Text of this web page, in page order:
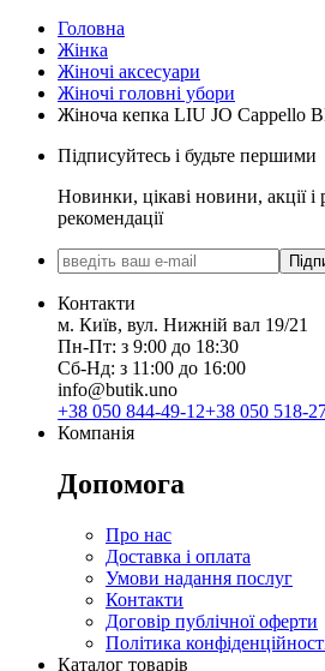
Головна
Жінка
Жіночі аксесуари
Жіночі головні убори
Жіноча кепка LIU JO Cappello
Підписуйтесь і будьте першими
Новинки, цікаві новини, акції
рекомендації
Контакти
м. Київ, вул. Нижній вал 19/21
Пн-Пт: з 9:00 до 18:30
Сб-Нд: з 11:00 до 16:00
info@butik.uno
+38 050 844-49-12+38 050 518-
Компанія
Допомога
Про нас
Доставка і оплата
Умови надання послуг
Контакти
Договір публічної оферти
Політика
Каталог товарів